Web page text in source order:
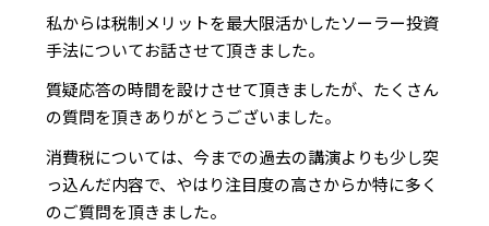
私からは税制メリットを最大限活かしたソーラー投資
手法についてお話させて頂きました。
質疑応答の時間を設けさせて頂きましたが、たくさん
の質問を頂きありがとうございました。
消費税については、今までの過去の講演よりも少し突
っ込んだ内容で、やはり注目度の高さからか特に多く
のご質問を頂きました。